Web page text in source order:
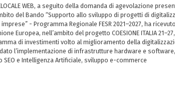
WEB, a seguito della domanda di agevolazione
del Bando “Supporto allo sviluppo di progetti di
- Programma Regionale FESR 2021–2027, ha
Europea, nell’ambito del progetto COESIONE ITALIA
di investimenti volto al miglioramento della
l’implementazione di infrastrutture hardware e
SEO e Intelligenza Artificiale, sviluppo e-commerce